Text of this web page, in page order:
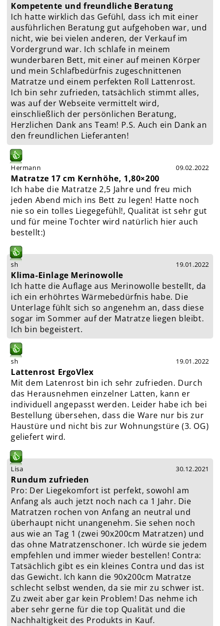
Kompetente und freundliche Beratung
Ich hatte wirklich das Gefühl, dass ich mit einer
ausführlichen Beratung gut aufgehoben war, und
nicht, wie bei vielen anderen, der Verkauf im
Vordergrund war. Ich schlafe in meinem
wunderbaren Bett, mit einer auf meinen Körper
und mein Schlafbedürfnis zugeschnittenen
Matratze und einem perfekten Roll Lattenrost.
Ich bin sehr zufrieden, tatsächlich stimmt alles,
was auf der Webseite vermittelt wird,
einschließlich der persönlichen Beratung,
Herzlichen Dank ans Team! P.S. Auch ein Dank an
den freundlichen Lieferanten!
Hermann 09.02.2022
Matratze 17 cm Kernhöhe, 1,80×200
Ich habe die Matratze 2,5 Jahre und freu mich
jeden Abend mich ins Bett zu legen! Hatte noch
nie so ein tolles Liegegefühl!, Qualität ist sehr gut
und für meine Tochter wird natürlich hier auch
bestellt:)
sh 19.01.2022
Klima-Einlage Merinowolle
Ich hatte die Auflage aus Merinowolle bestellt, da
ich ein erhöhrtes Wärmebedürfnis habe. Die
Unterlage fühlt sich so angenehm an, dass diese
sogar im Sommer auf der Matratze liegen bleibt.
Ich bin begeistert.
sh 19.01.2022
Lattenrost ErgoVlex
Mit dem Latenrost bin ich sehr zufrieden. Durch
das Herausnehmen einzelner Latten, kann er
individuell angepasst werden. Leider habe ich bei
Bestellung übersehen, dass die Ware nur bis zur
Haustüre und nicht bis zur Wohnungstüre (3. OG)
geliefert wird.
Lisa 30.12.2021
Rundum zufrieden
Pro: Der Liegekomfort ist perfekt, sowohl am
Anfang als auch jetzt noch nach ca 1 Jahr. Die
Matratzen rochen von Anfang an neutral und
überhaupt nicht unangenehm. Sie sehen noch
aus wie an Tag 1 (zwei 90x200cm Matratzen) und
das ohne Matratzenschoner. Ich würde sie jedem
empfehlen und immer wieder bestellen! Contra:
Tatsächlich gibt es ein kleines Contra und das ist
das Gewicht. Ich kann die 90x200cm Matratze
schlecht selbst wenden, da sie mir zu schwer ist.
Zu zweit aber gar kein Problem! Das nehme ich
aber sehr gerne für die top Qualität und die
Nachhaltigkeit des Produkts in Kauf.